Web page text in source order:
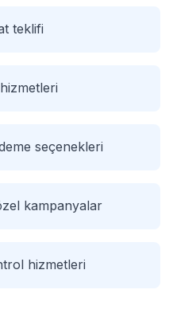
teklifi
seçenekleri
kampanyalar
hizmetleri